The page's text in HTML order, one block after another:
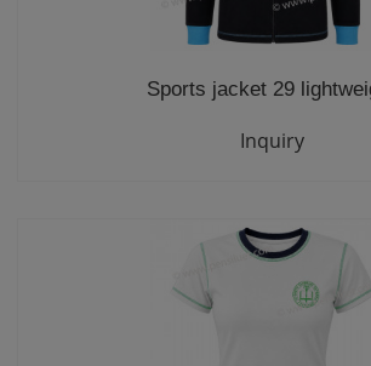
Sports jacket 29
Inquiry